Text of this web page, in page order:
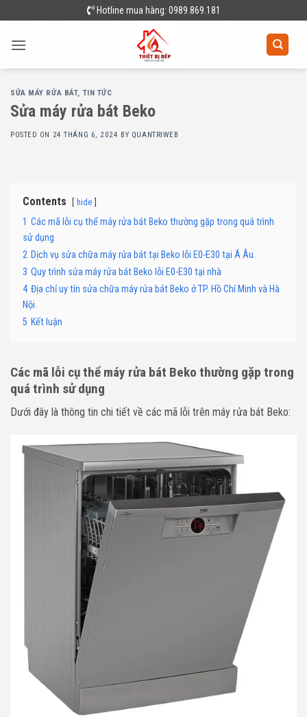
to
content
Hotline mua hàng: 0989.869.181
SỬA MÁY RỬA BÁT, TIN TỨC
Sửa máy rửa bát Beko
POSTED ON 24 THÁNG 6, 2024 BY QUANTRIWEB
Contents hide
1 Các mã lỗi cụ thể máy rửa bát Beko thường gặp trong quá trình
sử dụng
2 Dịch vụ sửa chữa máy rửa bát tại Beko lỗi E0-E30 tại Á Âu
3 Quy trình sửa máy rửa bát Beko lỗi E0-E30 tại nhà
4 Địa chỉ uy tín sửa chữa máy rửa bát Beko ở TP. Hồ Chí Minh và Hà
Nội
5 Kết luận
Các mã lỗi cụ thể máy rửa bát Beko thường gặp trong
quá trình sử dụng
Dưới đây là thông tin chi tiết về các mã lỗi trên máy rửa bát Beko: